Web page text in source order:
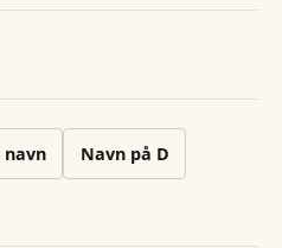
navn Navn på D